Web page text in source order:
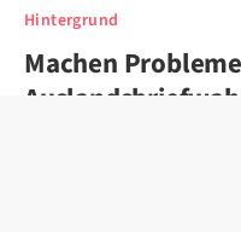
Hintergrund
Machen